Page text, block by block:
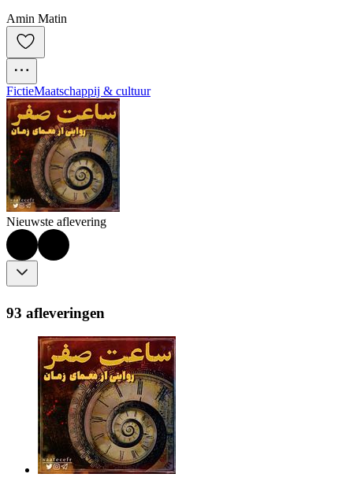
Amin Matin
FictieMaatschappij & cultuur
Nieuwste aflevering
93 afleveringen